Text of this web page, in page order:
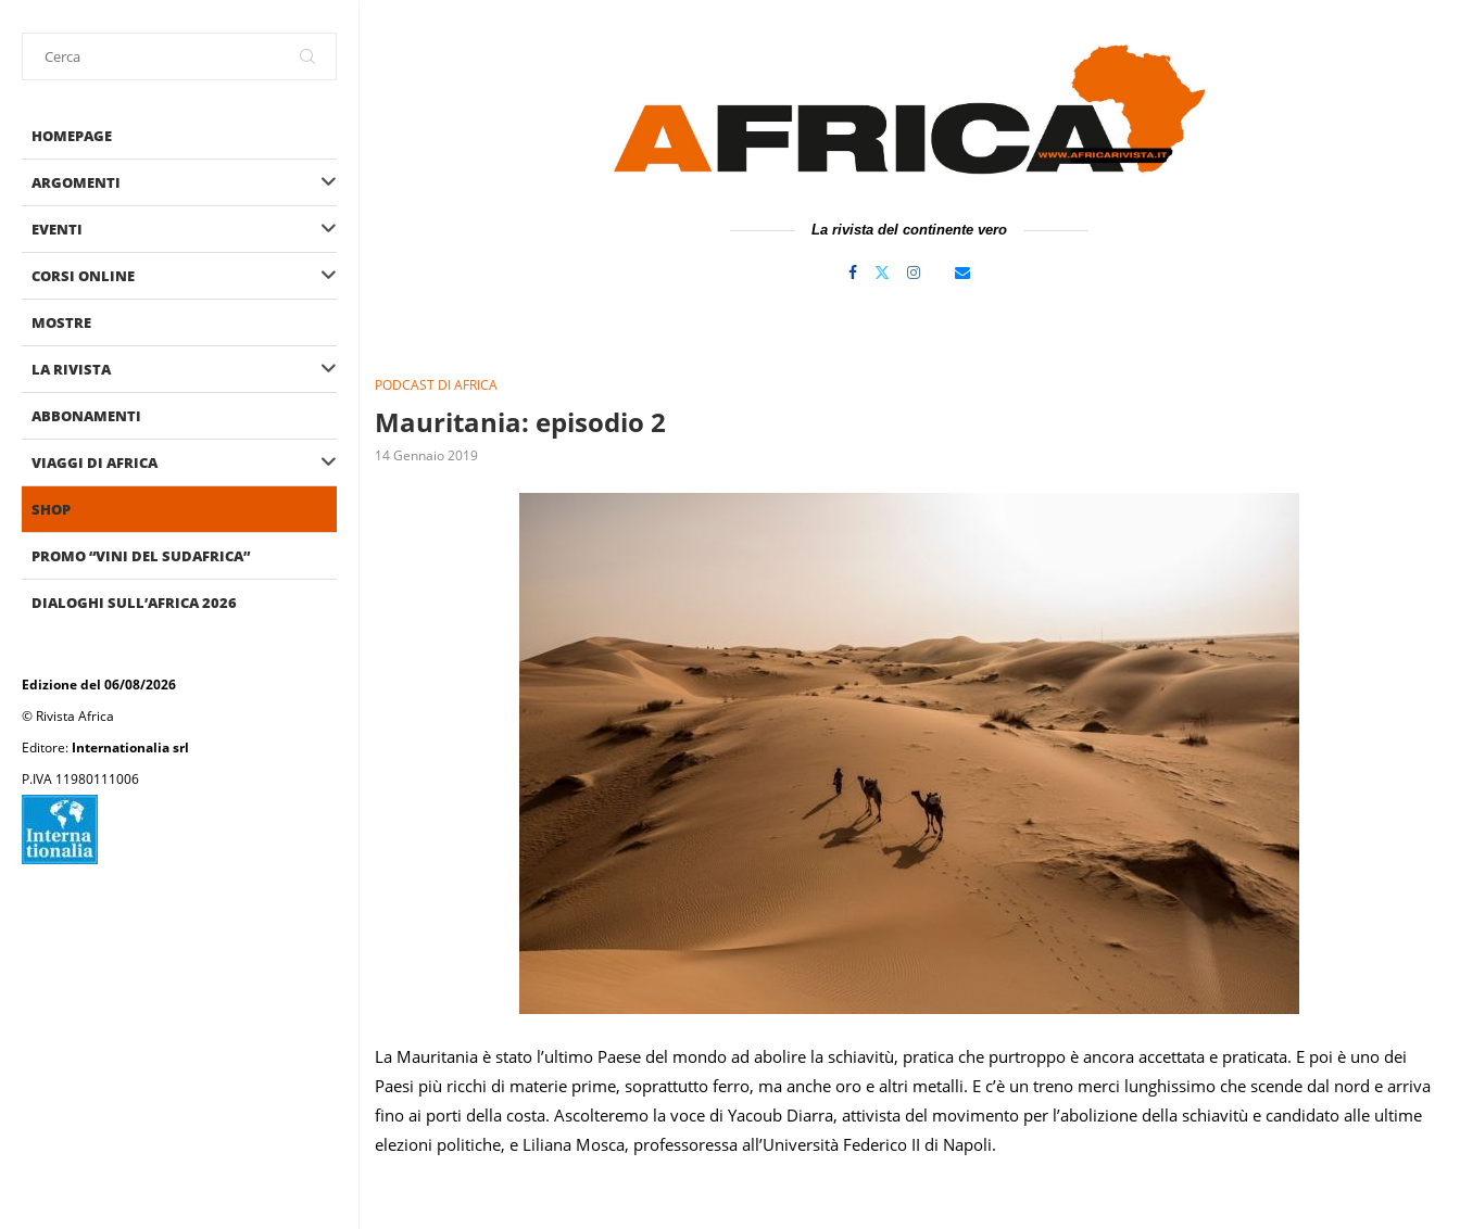
HOMEPAGE
ARGOMENTI
EVENTI
CORSI ONLINE
MOSTRE
LA RIVISTA
ABBONAMENTI
VIAGGI DI AFRICA
SHOP
PROMO “VINI DEL SUDAFRICA”
DIALOGHI SULL’AFRICA 2026
Edizione del 06/08/2026
© Rivista Africa
Editore: Internationalia srl
P.IVA 11980111006
La rivista del continente vero
PODCAST DI AFRICA
Mauritania: episodio 2
14 Gennaio 2019
La Mauritania è stato l’ultimo Paese del mondo ad abolire la schiavitù, pratica che purtroppo è ancora accettata e praticata. E poi è uno dei
Paesi più ricchi di materie prime, soprattutto ferro, ma anche oro e altri metalli. E c’è un treno merci lunghissimo che scende dal nord e arriva
fino ai porti della costa. Ascolteremo la voce di Yacoub Diarra, attivista del movimento per l’abolizione della schiavitù e candidato alle ultime
elezioni politiche, e Liliana Mosca, professoressa all’Università Federico II di Napoli.